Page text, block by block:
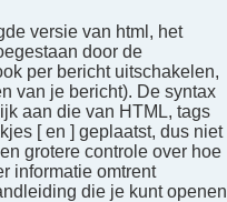
versie van html, het
door de
per bericht uitschakelen,
van je bericht). De syntax
aan die van HTML, tags
[ en ] geplaatst, dus niet
grotere controle over hoe
informatie omtrent
die je kunt openen